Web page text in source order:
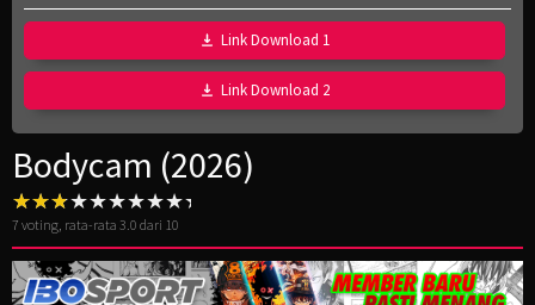
Link Download 1
Link Download 2
Bodycam (2026)
7 voting, rata-rata 3.0 dari 10